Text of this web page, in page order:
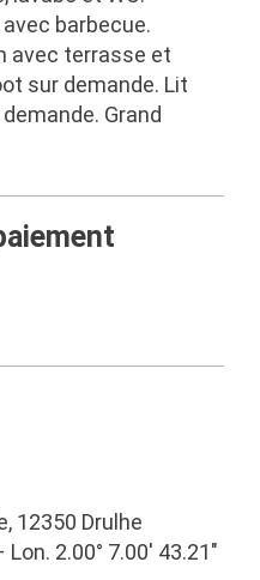
barbecue.
avec terrasse et
sur demande. Lit
Grand
12350 Drulhe
2.00° 7.00′ 43.21″